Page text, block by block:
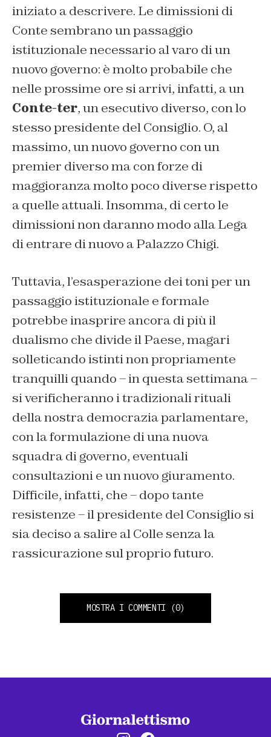
iniziato a descrivere. Le dimissioni di
Conte sembrano un passaggio
istituzionale necessario al varo di un
nuovo governo: è molto probabile che
nelle prossime ore si arrivi, infatti, a un
Conte-ter, un esecutivo diverso, con lo
stesso presidente del Consiglio. O, al
massimo, un nuovo governo con un
premier diverso ma con forze di
maggioranza molto poco diverse rispetto
a quelle attuali. Insomma, di certo le
dimissioni non daranno modo alla Lega
di entrare di nuovo a Palazzo Chigi.
Tuttavia, l’esasperazione dei toni per un
passaggio istituzionale e formale
potrebbe inasprire ancora di più il
dualismo che divide il Paese, magari
solleticando istinti non propriamente
tranquilli quando – in questa settimana –
si verificheranno i tradizionali rituali
della nostra democrazia parlamentare,
con la formulazione di una nuova
squadra di governo, eventuali
consultazioni e un nuovo giuramento.
Difficile, infatti, che – dopo tante
resistenze – il presidente del Consiglio si
sia deciso a salire al Colle senza la
rassicurazione sul proprio futuro.
MOSTRA I COMMENTI (0)